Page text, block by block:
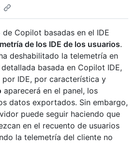
Copilot basadas en el IDE
de los IDE de los usuarios.
deshabilitado la telemetría en
basada en Copilot IDE,
IDE, por característica y
aparecerá en el panel, los
datos exportados. Sin embargo,
puede seguir haciendo que
en el recuento de usuarios
la telemetría del cliente no